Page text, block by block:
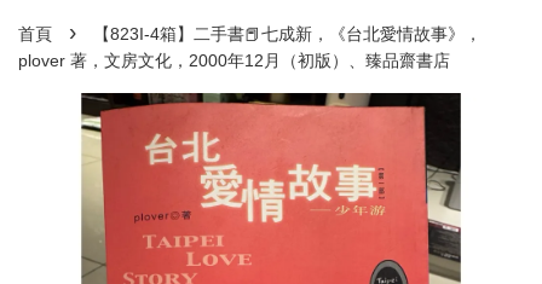
首頁 ›
【823I-4箱】二手書📕七成新，《台北愛情故事》，
plover 著，文房文化，2000年12月（初版）、臻品齋書店